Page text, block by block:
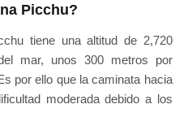
Picchu?
tiene una altitud de 2,720
mar, unos 300 metros por
por ello que la caminata hacia
moderada debido a los